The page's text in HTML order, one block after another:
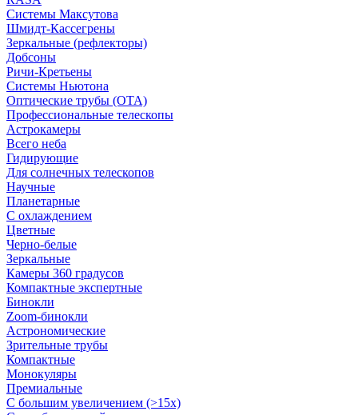
Системы Максутова
Шмидт-Кассегрены
Зеркальные (рефлекторы)
Добсоны
Ричи-Кретьены
Системы Ньютона
Оптические трубы (OTA)
Профессиональные телескопы
Астрокамеры
Всего неба
Гидирующие
Для солнечных телескопов
Научные
Планетарные
С охлаждением
Цветные
Черно-белые
Зеркальные
Камеры 360 градусов
Компактные экспертные
Бинокли
Zoom-бинокли
Астрономические
Зрительные трубы
Компактные
Монокуляры
Премиальные
С большим увеличением (>15x)